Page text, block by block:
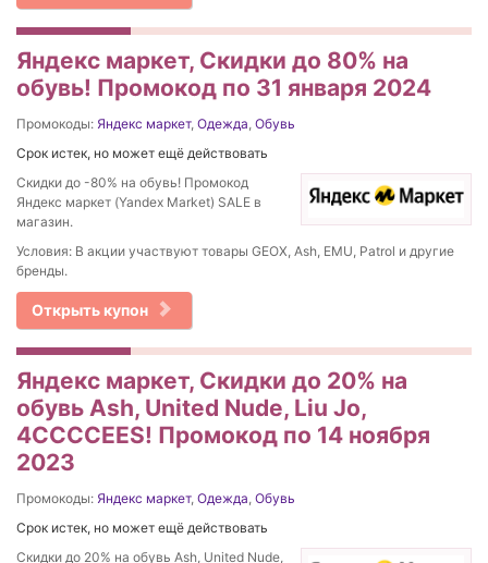
Яндекс маркет, Скидки до 80% на
обувь! Промокод по 31 января 2024
Промокоды: Яндекс маркет, Одежда Обувь
Срок истек, но может ещё действовать
Скидки до -80% на обувь! Промокод
Яндекс маркет (Yandex Market) SALE в
магазин.
Условия: В акции участвуют товары GEOX, Ash, EMU, Patrol и другие
бренды.
Открыть купон
Яндекс маркет, Скидки до 20% на
обувь Ash, United Nude, Liu Jo,
4CCCCEES! Промокод по 14 ноября
2023
Промокоды: Яндекс маркет, Одежда Обувь
Срок истек, но может ещё действовать
Скидки до 20% на обувь Ash, United Nude,